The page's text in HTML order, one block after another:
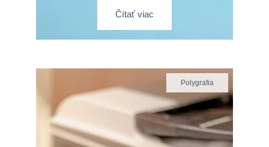
Čítať viac
Polygrafia